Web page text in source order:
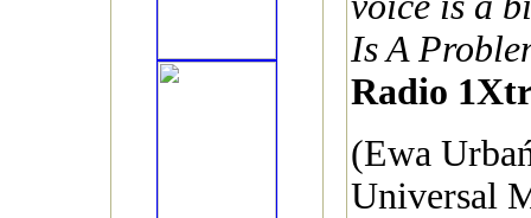
Is A
Radio
(Ewa
Universal